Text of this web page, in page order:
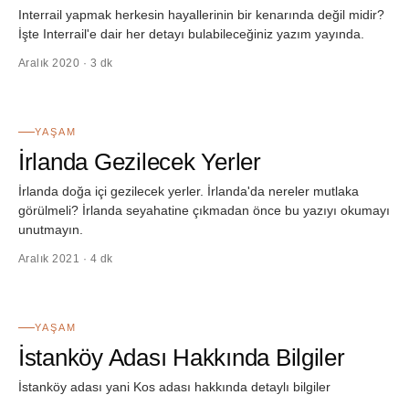
Interrail yapmak herkesin hayallerinin bir kenarında değil midir?
İşte Interrail'e dair her detayı bulabileceğiniz yazım yayında.
Aralık 2020 · 3 dk
YAŞAM
İrlanda Gezilecek Yerler
İrlanda doğa içi gezilecek yerler. İrlanda'da nereler mutlaka
görülmeli? İrlanda seyahatine çıkmadan önce bu yazıyı okumayı
unutmayın.
Aralık 2021 · 4 dk
YAŞAM
İstanköy Adası Hakkında Bilgiler
İstanköy adası yani Kos adası hakkında detaylı bilgiler